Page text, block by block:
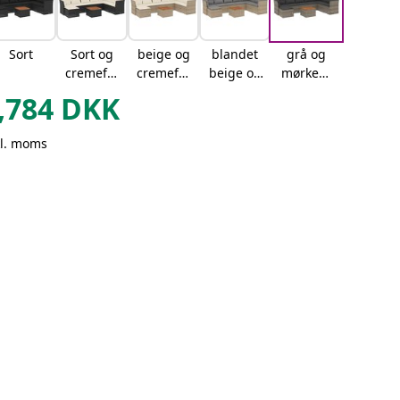
Sort
Sort og
cremefar
beige og
cremefar
blandet
beige og
grå og
mørkegr
DKK
moms